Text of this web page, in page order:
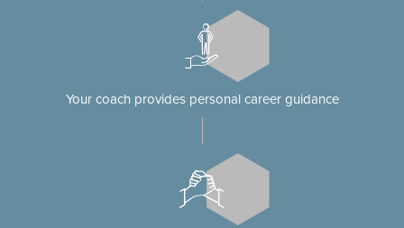
Your coach provides personal career guidance